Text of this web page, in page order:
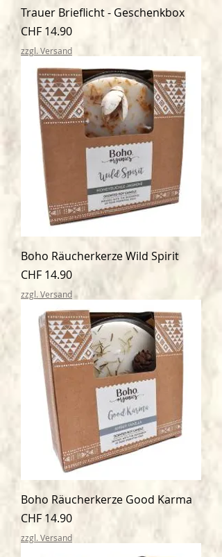
Trauer Brieflicht - Geschenkbox
Preis
CHF 14.90
zzgl. Versand
Boho Räucherkerze Wild Spirit
Preis
CHF 14.90
zzgl. Versand
Boho Räucherkerze Good Karma
Preis
CHF 14.90
zzgl. Versand